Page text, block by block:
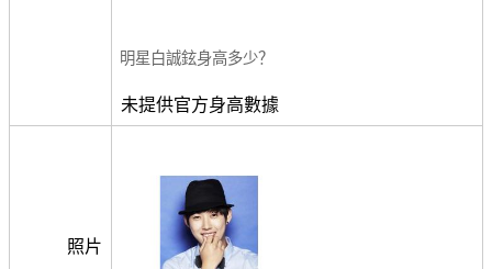
明星白誠鉉身高多少？
未提供官方身高數據
照片